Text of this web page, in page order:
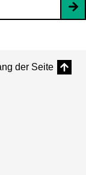
der Seite